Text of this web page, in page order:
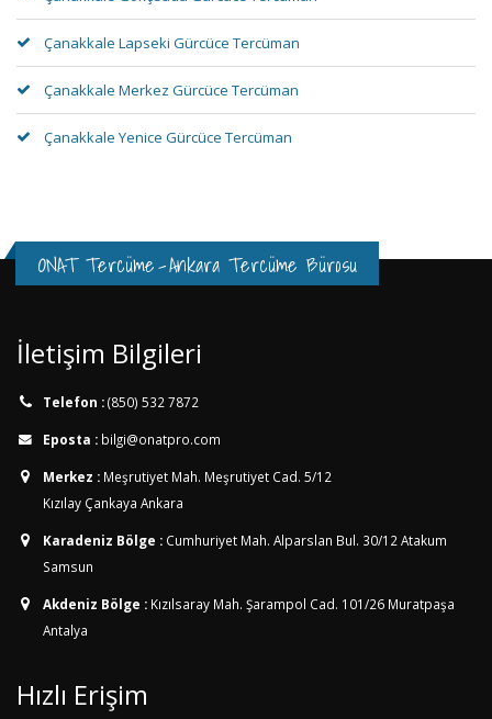
Çanakkale Lapseki Gürcüce Tercüman
Çanakkale Merkez Gürcüce Tercüman
Çanakkale Yenice Gürcüce Tercüman
ONAT Tercüme-Ankara Tercüme Bürosu
İletişim Bilgileri
Telefon :(850) 532 7872
Eposta : bilgi@onatpro.com
Merkez : Meşrutiyet Mah. Meşrutiyet Cad. 5/12
Kızılay Çankaya Ankara
Karadeniz Bölge : Cumhuriyet Mah. Alparslan Bul. 30/12 Atakum
Samsun
Akdeniz Bölge : Kızılsaray Mah. Şarampol Cad. 101/26 Muratpaşa
Antalya
Hızlı Erişim